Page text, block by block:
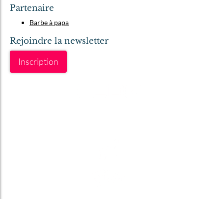
Partenaire
Barbe à papa
Rejoindre la newsletter
Inscription